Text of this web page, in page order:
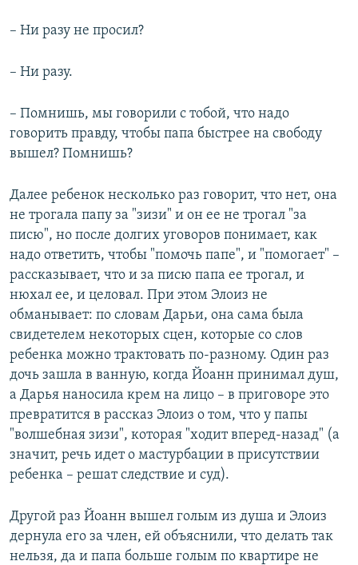
– Ни разу не просил?
– Ни разу.
– Помнишь, мы говорили с тобой, что надо
говорить правду, чтобы папа быстрее на свободу
вышел? Помнишь?
Далее ребенок несколько раз говорит, что нет, она
не трогала папу за "зизи" и он ее не трогал "за
писю", но после долгих уговоров понимает, как
надо ответить, чтобы "помочь папе", и "помогает" –
рассказывает, что и за писю папа ее трогал, и
нюхал ее, и целовал. При этом Элоиз не
обманывает: по словам Дарьи, она сама была
свидетелем некоторых сцен, которые со слов
ребенка можно трактовать по-разному. Один раз
дочь зашла в ванную, когда Йоанн принимал душ,
а Дарья наносила крем на лицо – в приговоре это
превратится в рассказ Элоиз о том, что у папы
"волшебная зизи", которая "ходит вперед-назад" (а
значит, речь идет о мастурбации в присутствии
ребенка – решат следствие и суд).
Другой раз Йоанн вышел голым из душа и Элоиз
дернула его за член, ей объяснили, что делать так
нельзя, да и папа больше голым по квартире не